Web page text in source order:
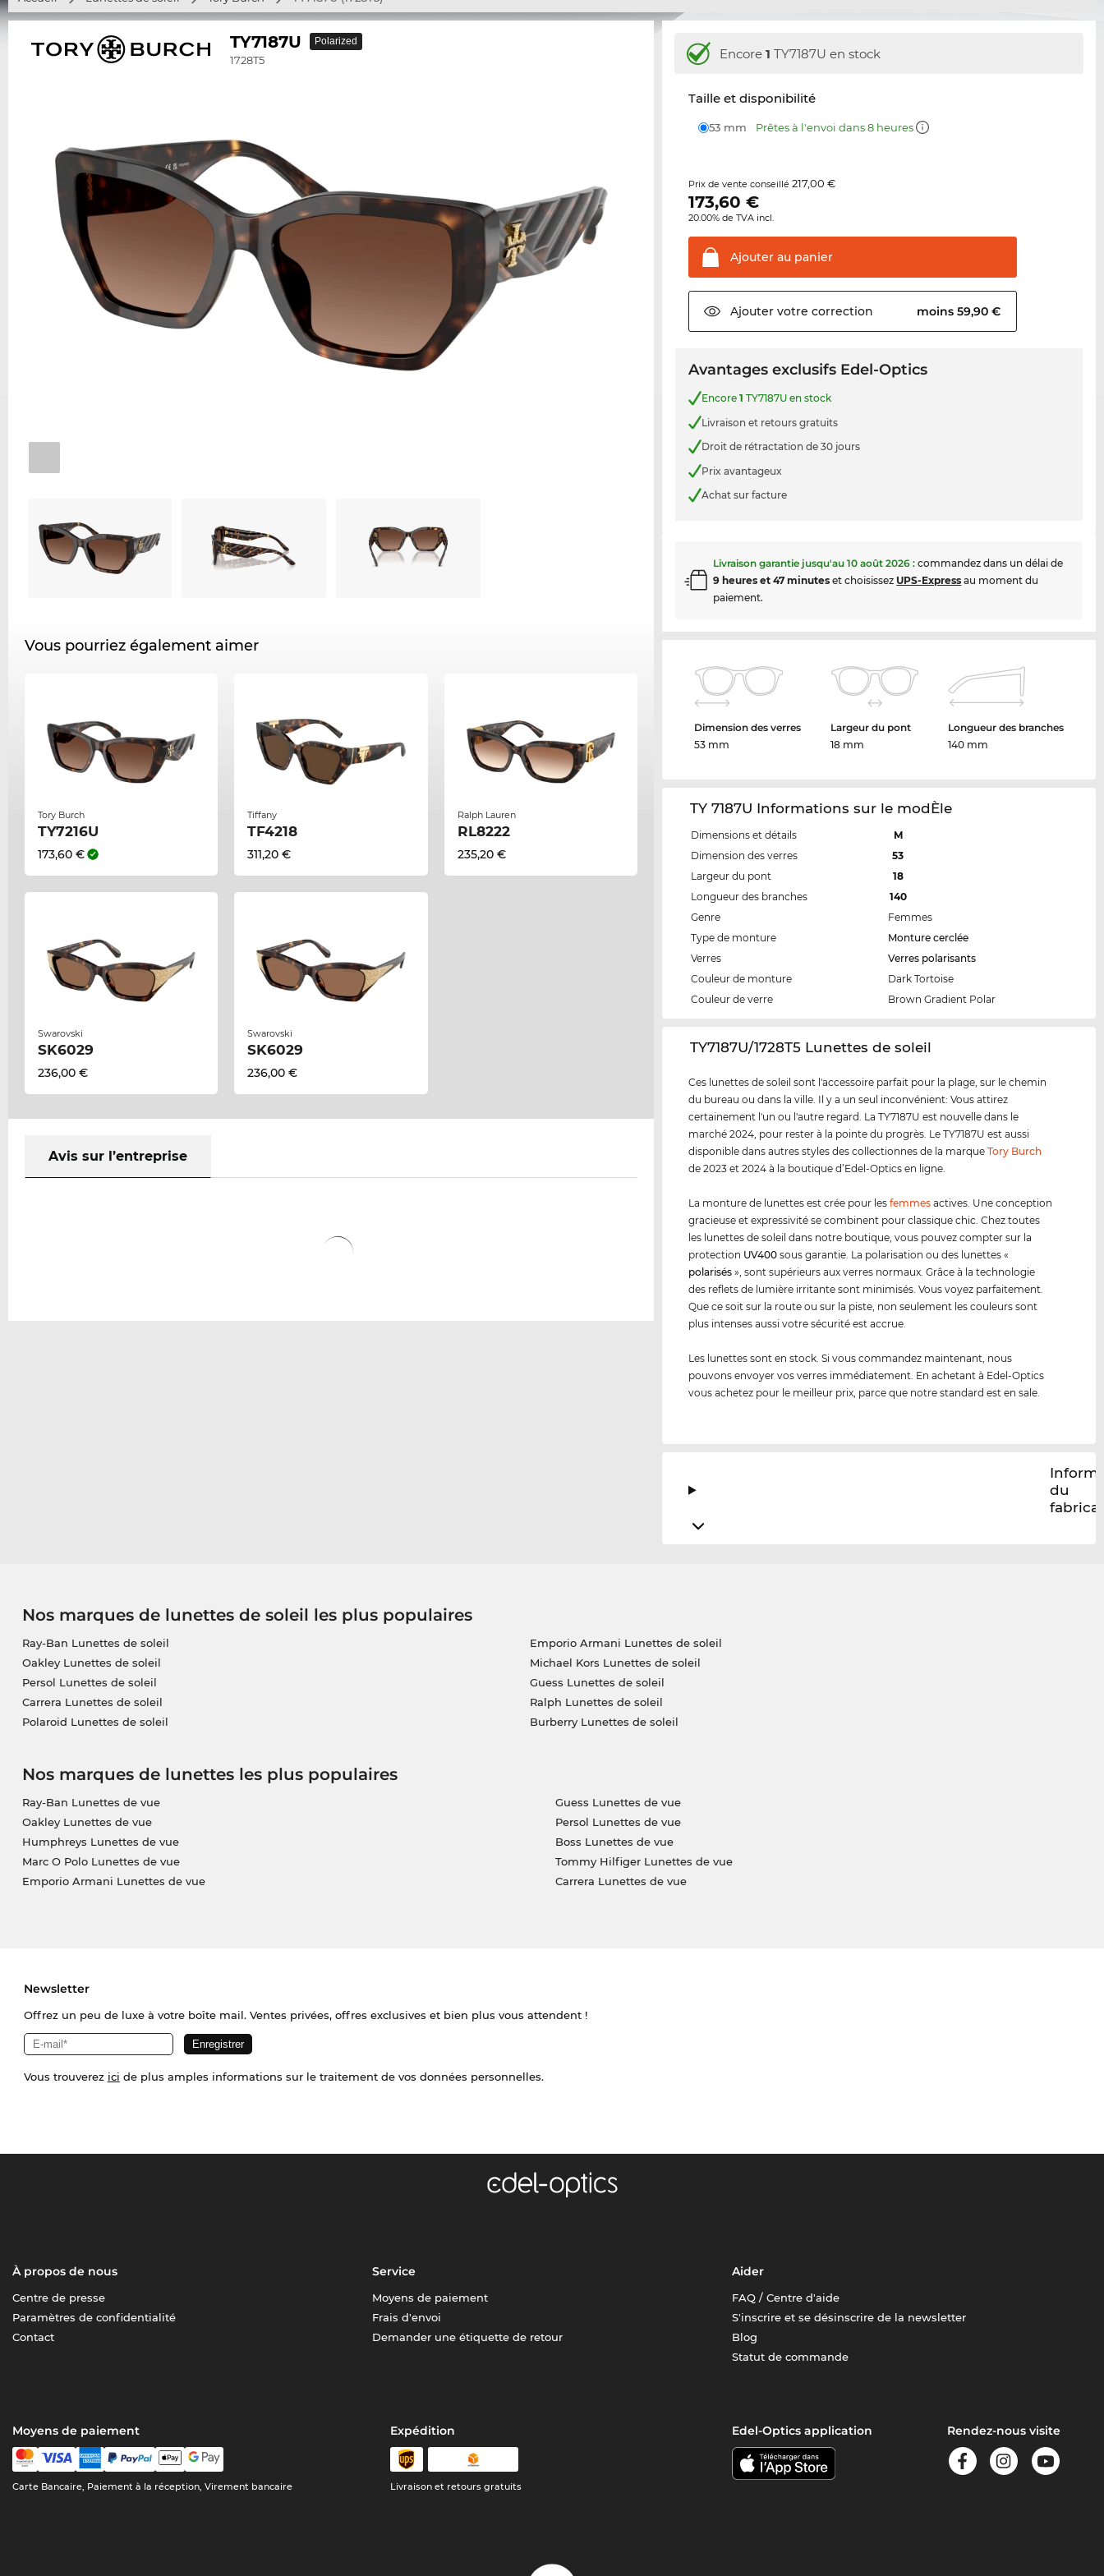
TY7187U
1728T5
Polarized
Vous pourriez également aimer
Tory Burch
TY7216U
173,60 €
Tiffany
TF4218
311,20 €
Ralph Lauren
RL8222
235,20 €
Swarovski
SK6029
236,00 €
Swarovski
SK6029
236,00 €
Avis sur l’entreprise
Encore1 TY7187U en stock
Taille et disponibilité
53 mm Prêtes à l'envoi dans 8 heures
Prix de vente conseillé217,00 €
173,60 €
20.00% de TVA incl.
Ajouter au panier
Ajouter votre correction moins 59,90 €
Avantages exclusifs Edel-Optics
Encore1 TY7187U en stock
Livraison et retours gratuits
Droit de rétractation de 30 jours
Prix avantageux
Achat sur facture
Livraison garantie jusqu'au10 août 2026 : commandez dans un délai de
9 heures et 47 minutes et choisissez UPS-Express au moment du
paiement.
Dimension des verres
53 mm
Largeur du pont
18 mm
Longueur des branches
140 mm
TY 7187U Informations sur le modÈle
Dimensions et détails
M
Dimension des verres
53
Largeur du pont
18
Longueur des branches
140
Genre
Femmes
Type de monture
Monture cerclée
Verres
Verres polarisants
Couleur de monture
Dark Tortoise
Couleur de verre
Brown Gradient Polar
‌TY7187U/1728T5 Lunettes de soleil
Ces lunettes de soleil sont l'accessoire parfait pour la plage, sur le chemin
du bureau ou dans la ville. Il y a un seul inconvénient: Vous attirez
certainement l'un ou l'autre regard. La TY7187U est nouvelle dans le
marché 2024, pour rester à la pointe du progrès. Le TY7187U est aussi
disponible dans autres styles des collectionnes de la marqueTory Burch
de 2023 et 2024 à la boutique d’Edel-Optics en ligne.
La monture de lunettes est crée pour lesfemmes actives. Une conception
gracieuse et expressivité se combinent pour classique chic. Chez toutes
les lunettes de soleil dans notre boutique, vous pouvez compter sur la
protection UV400 sous garantie. La polarisation ou des lunettes «
polarisés », sont supérieurs aux verres normaux. Grâce à la technologie
des reflets de lumière irritante sont minimisés. Vous voyez parfaitement.
Que ce soit sur la route ou sur la piste, non seulement les couleurs sont
plus intenses aussi votre sécurité est accrue.
Les lunettes sont en stock. Si vous commandez maintenant, nous
pouvons envoyer vos verres immédiatement. En achetant à Edel-Optics
vous achetez pour le meilleur prix, parce que notre standard est en sale.
du
Nos marques de lunettes de soleil les plus populaires
Ray-Ban Lunettes de soleil
Oakley Lunettes de soleil
Persol Lunettes de soleil
Carrera Lunettes de soleil
Polaroid Lunettes de soleil
Emporio Armani Lunettes de soleil
Michael Kors Lunettes de soleil
Guess Lunettes de soleil
Ralph Lunettes de soleil
Burberry Lunettes de soleil
Nos marques de lunettes les plus populaires
Ray-Ban Lunettes de vue
Oakley Lunettes de vue
Humphreys Lunettes de vue
Marc O Polo Lunettes de vue
Emporio Armani Lunettes de vue
Guess Lunettes de vue
Persol Lunettes de vue
Boss Lunettes de vue
Tommy Hilfiger Lunettes de vue
Carrera Lunettes de vue
Newsletter
Offrez un peu de luxe à votre boîte mail. Ventes privées, offres exclusives et bien plus vous attendent !
Vous trouverez ici de plus amples informations sur le traitement de vos données personnelles.
À propos de nous
Centre de presse
Paramètres de confidentialité
Contact
Service
Moyens de paiement
Frais d'envoi
Demander une étiquette de retour
Aider
FAQ / Centre d'aide
S'inscrire et se désinscrire de la newsletter
Blog
Statut de commande
Moyens de paiement
Carte Bancaire, Paiement à la réception, Virement bancaire
Expédition
Livraison et retours gratuits
Edel-Optics application Rendez-nous visite